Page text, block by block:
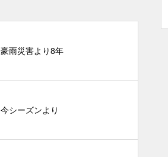
豪雨災害より8年
今シーズンより